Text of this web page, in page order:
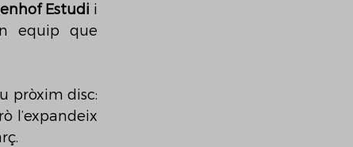
Estudi i
equip que
pròxim disc:
l’expandeix